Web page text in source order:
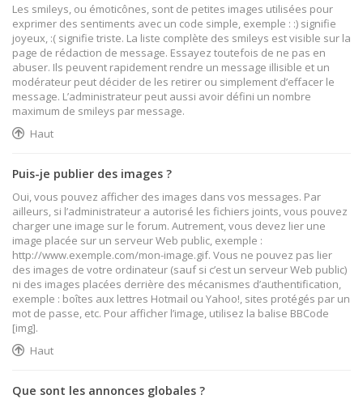
Les smileys, ou émoticônes, sont de petites images utilisées pour
exprimer des sentiments avec un code simple, exemple : :) signifie
joyeux, :( signifie triste. La liste complète des smileys est visible sur la
page de rédaction de message. Essayez toutefois de ne pas en
abuser. Ils peuvent rapidement rendre un message illisible et un
modérateur peut décider de les retirer ou simplement d’effacer le
message. L’administrateur peut aussi avoir défini un nombre
maximum de smileys par message.
Haut
Puis-je publier des images ?
Oui, vous pouvez afficher des images dans vos messages. Par
ailleurs, si l’administrateur a autorisé les fichiers joints, vous pouvez
charger une image sur le forum. Autrement, vous devez lier une
image placée sur un serveur Web public, exemple :
http://www.exemple.com/mon-image.gif. Vous ne pouvez pas lier
des images de votre ordinateur (sauf si c’est un serveur Web public)
ni des images placées derrière des mécanismes d’authentification,
exemple : boîtes aux lettres Hotmail ou Yahoo!, sites protégés par un
mot de passe, etc. Pour afficher l’image, utilisez la balise BBCode
[img].
Haut
Que sont les annonces globales ?